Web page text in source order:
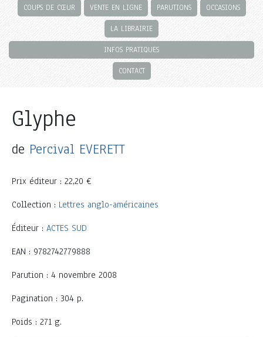
COUPS DE CŒUR VENTE EN LIGNE PARUTIONS OCCASIONS
LA LIBRAIRIE
INFOS PRATIQUES
CONTACT
Glyphe
de Percival EVERETT
Prix éditeur : 22,20 €
Collection : Lettres anglo-américaines
Éditeur : ACTES SUD
EAN : 9782742779888
Parution : 4 novembre 2008
Pagination : 304 p.
Poids : 271 g.